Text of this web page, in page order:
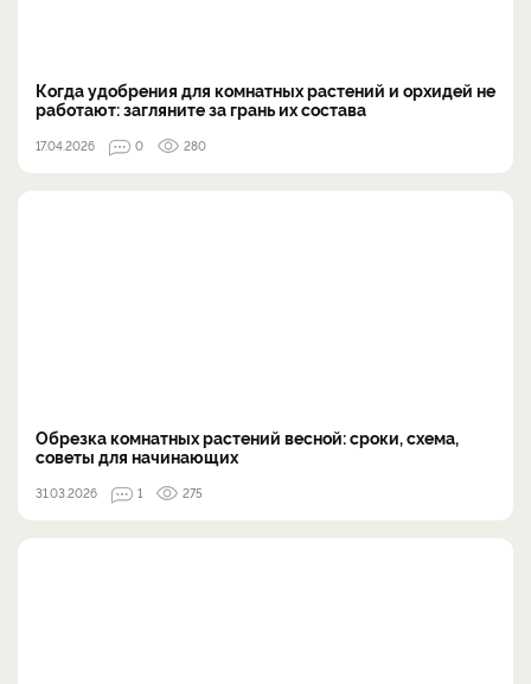
Когда удобрения для комнатных растений и орхидей не
работают: загляните за грань их состава
17.04.2026 0 280
Обрезка комнатных растений весной: сроки, схема,
советы для начинающих
31.03.2026 1 275